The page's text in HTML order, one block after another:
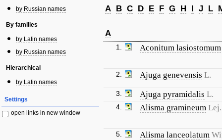
by Russian names
By families
by Latin names
by Russian names
Hierarchical
by Latin names
Settings
open links in new window
A B C D E F G H I J L
A
1. Aconitum lasiostomum
2. Ajuga genevensis L.
3. Ajuga pyramidalis L.
4. Alisma gramineum Lej.
5. Alisma lanceolatum